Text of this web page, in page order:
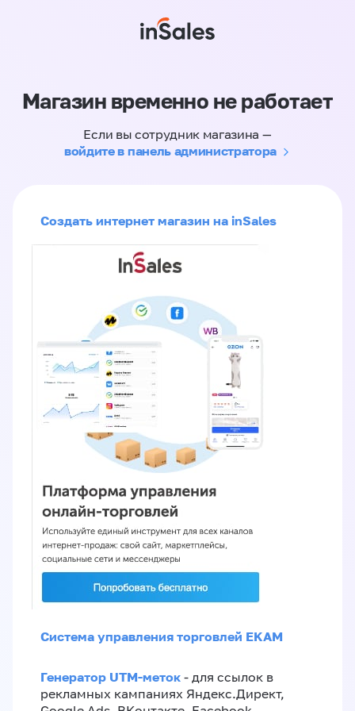
Магазин временно не работает
Если вы сотрудник магазина —
войдите в панель администратора
Создать интернет магазин на inSales
Система управления торговлей EKAM
Генератор UTM-меток - для ссылок в
рекламных кампаниях Яндекс.Директ,